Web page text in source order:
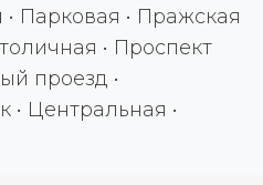
Парковая • Пражская
• Проспект
проезд •
Центральная •